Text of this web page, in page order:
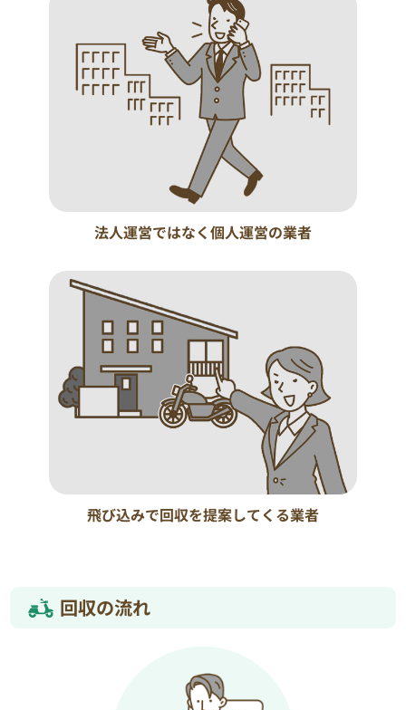
法人運営ではなく個人運営の業者
飛び込みで回収を提案してくる業者
回収の流れ